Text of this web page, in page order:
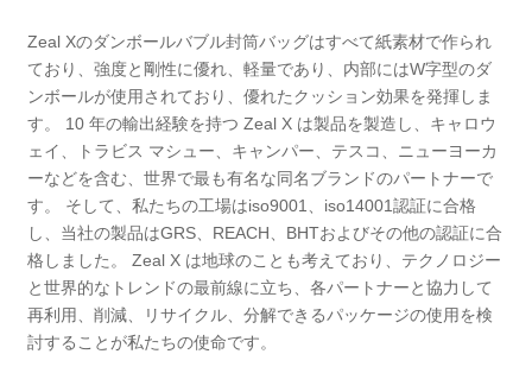
Zeal Xのダンボールバブル封筒バッグはすべて紙素材で作られ
ており、強度と剛性に優れ、軽量であり、内部にはW字型のダ
ンボールが使用されており、優れたクッション効果を発揮しま
す。 10 年の輸出経験を持つ Zeal X は製品を製造し、キャロウ
ェイ、トラビス マシュー、キャンパー、テスコ、ニューヨーカ
ーなどを含む、世界で最も有名な同名ブランドのパートナーで
す。 そして、私たちの工場はiso9001、iso14001認証に合格
し、当社の製品はGRS、REACH、BHTおよびその他の認証に合
格しました。 Zeal X は地球のことも考えており、テクノロジー
と世界的なトレンドの最前線に立ち、各パートナーと協力して
再利用、削減、リサイクル、分解できるパッケージの使用を検
討することが私たちの使命です。